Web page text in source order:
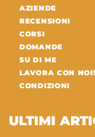
AZIENDE
RECENSIONI
CORSI
DOMANDE
SU DI ME
LAVORA CON NOI!
CONDIZIONI
ULTIMI